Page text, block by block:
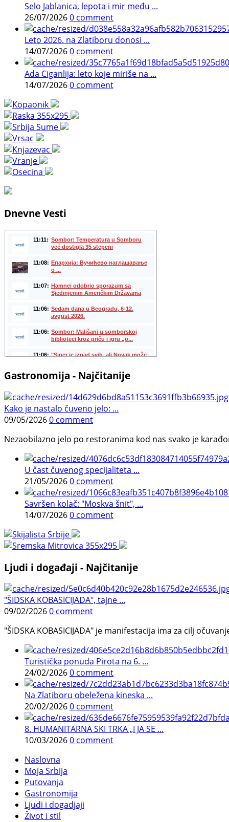
Selo Jablanica, lepota i mir među ...
26/07/20260 comment
Leto 2026. na Zlatiboru donosi ...
14/07/20260 comment
Ada Ciganlija: leto koje miriše na ...
14/07/20260 comment
Dnevne Vesti
Gastronomija - Najčitanije
Kako je nastalo čuveno jelo: ...
09/05/20260 comment
Nezaobilazno jelo po restoranima kod nas svako je
U čast čuvenog specijaliteta ...
21/05/20260 comment
Savršen kolač: "Moskva šnit", ...
14/07/20260 comment
Ljudi i događaji - Najčitanije
"ŠIDSKA KOBASICIJADA", tajne ...
09/02/20260 comment
"ŠIDSKA KOBASICIJADA" je manifestacija ima za cilj
Turistička ponuda Pirota na 6. ...
24/02/20260 comment
Na Zlatiboru obeležena kineska ...
20/02/20260 comment
8. HUMANITARNA SKI TRKA „I JA SE ...
10/03/20260 comment
Naslovna
Moja Srbija
Putovanja
Gastronomija
Ljudi i dogadjaji
Život i stil